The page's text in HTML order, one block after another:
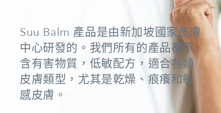
Suu Balm 產品是由新加坡國家皮膚
中心研發的。我們所有的產品都不
含有害物質，低敏配方，適合各類
皮膚類型，尤其是乾燥、痕癢和敏
感皮膚。